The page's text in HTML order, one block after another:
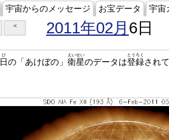
宇宙からのメッセージ お宝データ 宇宙
< 2011年02月 6日
日
ひ
の「あけぼの」 衛星
えいせい
のデータは登録
とうろく
され